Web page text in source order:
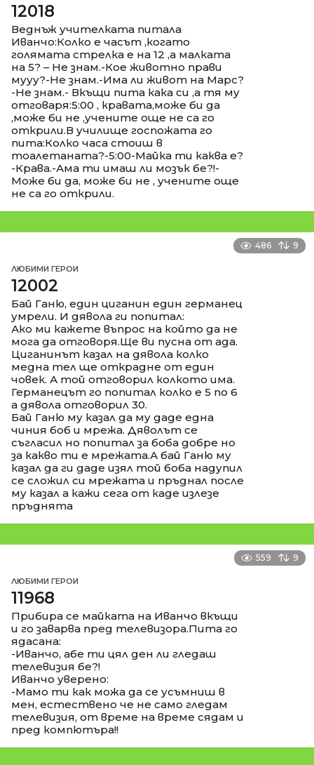
12018
Веднъж учителката питала
Иванчо:Колко е часът ,когато
голямата стрелка е на 12 ,а малката
на 5? – Не знам.-Кое животно прави
мууу?-Не знам.-Има ли живот на Марс?
-Не знам.- Вкъщи пита кака си ,а тя му
отговаря:5:00 , кравата,може би да
,може би не ,учените още не са го
открили.В училище госпожата го
пита:Колко часа стоиш в
тоалетаната?-5:00-Майка ти каква е?
-Крава.-Ама ти имаш ли мозък бе?!-
Може би да, може би не , учените още
не са го открили.
486 9
ЛЮБИМИ ГЕРОИ
12002
Бай Ганю, един циганин един германец
умрели. И дявола ги попитал:
Ако ми кажете въпрос на който да не
мога да отговоря.Ще ви пусна от ада.
Циганинът казал на дявола колко
медна тел ще открадне от един
човек. А той отговорил колкото има.
Германецът го попитал колко е 5 по 6
а дявола отговорил 30.
Бай Ганю му казал да му даде една
чиния боб и мрежа. Дяволът се
съгласил но попитал за боба добре но
за какво ти е мрежата.А бай Ганю му
казал да ги даде изял той боба надупил
се сложил си мрежата и пръднал после
му казал а кажи сега от каде излезе
пръднята
559 9
ЛЮБИМИ ГЕРОИ
11968
Прибира се майката на Иванчо вкъщи
и го заварва пред телевизора.Пита го
ядасана:
-Иванчо, абе ти цял ден ли гледаш
телевизия бе?!
Иванчо уверено:
-Мамо ти как можа да се усъмниш в
мен, естествено че не само гледам
телевизия, от време на време сядам и
пред компютъра!!